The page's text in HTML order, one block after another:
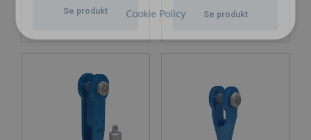
Se produkt Se produkt
Cookie Policy